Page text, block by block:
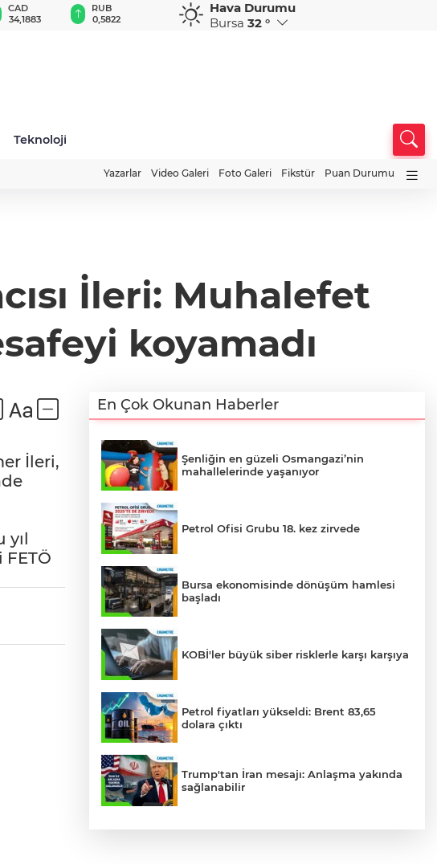
CAD
34,1883
RUB
0,5822
AED
12,9805
AUD
33,6898
Hava Durumu
Bursa 32 °
Teknoloji
Yazarlar Video Galeri Foto Galeri Fikstür Puan Durumu
İleri: Muhalefet
koyamadı
İleri,
En Çok Okunan Haberler
Şenliğin en güzeli Osmangazi’nin
mahallelerinde yaşanıyor
Petrol Ofisi Grubu 18. kez zirvede
Bursa ekonomisinde dönüşüm hamlesi
başladı
KOBİ'ler büyük siber risklerle karşı karşıya
Petrol fiyatları yükseldi: Brent 83,65
dolara çıktı
Trump'tan İran mesajı: Anlaşma yakında
sağlanabilir